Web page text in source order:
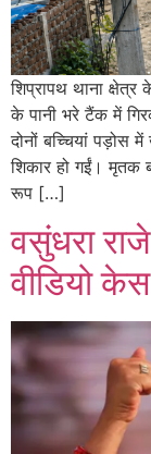
शिप्रापथ थाना
के पानी भरे टैंक में
दोनों बच्चियां
शिकार हो गईं। मृतक
रूप […]
वसुंधरा
वीडियो